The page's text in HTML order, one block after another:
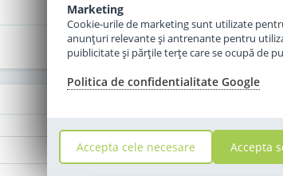
Marketing
Cookie-urile de marketing sunt utilizate
anunţuri relevante şi antrenante pentru
puiblicitate şi părţile terţe care se ocupă de
Politica de confidentialitate Google
Accepta cele necesare Accepta